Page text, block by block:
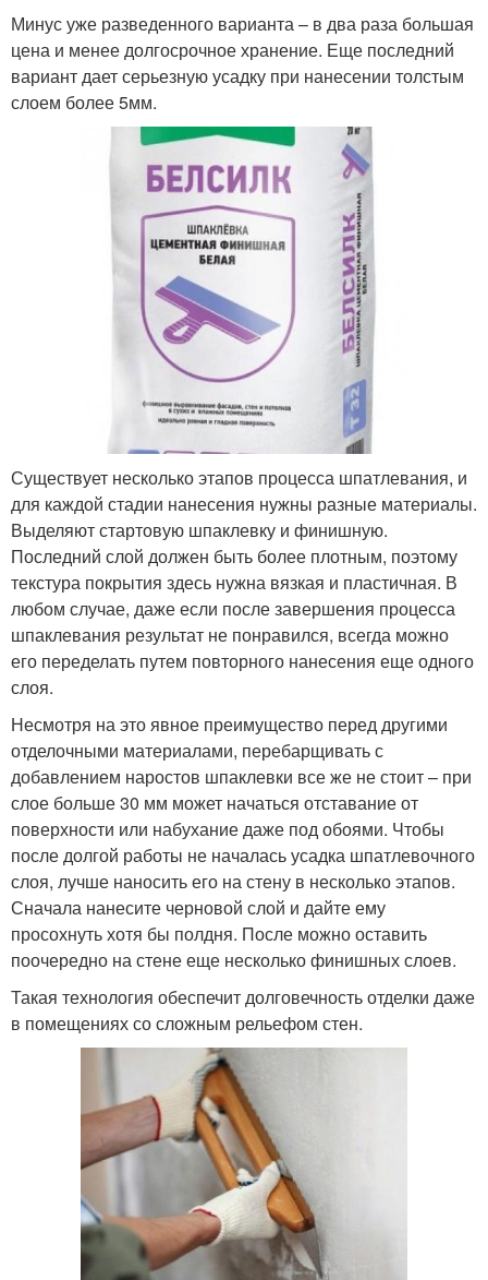
Минус уже разведенного варианта – в два раза большая
цена и менее долгосрочное хранение. Еще последний
вариант дает серьезную усадку при нанесении толстым
слоем более 5мм.
Существует несколько этапов процесса шпатлевания, и
для каждой стадии нанесения нужны разные материалы.
Выделяют стартовую шпаклевку и финишную.
Последний слой должен быть более плотным, поэтому
текстура покрытия здесь нужна вязкая и пластичная. В
любом случае, даже если после завершения процесса
шпаклевания результат не понравился, всегда можно
его переделать путем повторного нанесения еще одного
слоя.
Несмотря на это явное преимущество перед другими
отделочными материалами, перебарщивать с
добавлением наростов шпаклевки все же не стоит – при
слое больше 30 мм может начаться отставание от
поверхности или набухание даже под обоями. Чтобы
после долгой работы не началась усадка шпатлевочного
слоя, лучше наносить его на стену в несколько этапов.
Сначала нанесите черновой слой и дайте ему
просохнуть хотя бы полдня. После можно оставить
поочередно на стене еще несколько финишных слоев.
Такая технология обеспечит долговечность отделки даже
в помещениях со сложным рельефом стен.